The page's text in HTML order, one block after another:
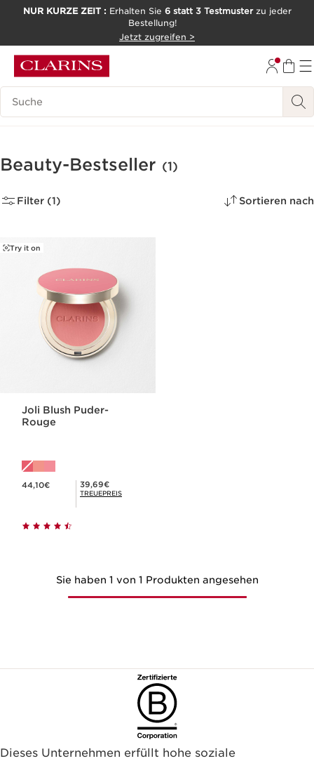
NUR KURZE ZEIT : Erhalten Sie 6 statt 3 Testmusterzu jeder
Bestellung!
Jetzt zugreifen >
Legende suchen
Beauty-Bestseller (1)
Filter (1) Sortieren nach
Try it on
Joli Blush Puder-
Rouge
44,10€ Mitgliederpreis 39,69€
39,69€
TREUEPREIS
Sie haben 1 von 1 Produkten angesehen
Dieses Unternehmen erfüllt hohe soziale